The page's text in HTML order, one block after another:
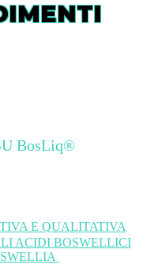
BosLiq®
E QUALITATIVA
ACIDI BOSWELLICI